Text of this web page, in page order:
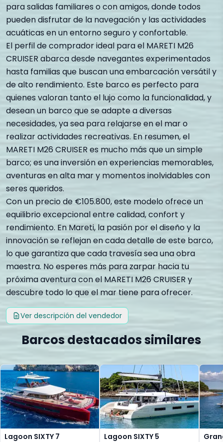
para salidas familiares o con amigos, donde todos
pueden disfrutar de la navegación y las actividades
acuáticas en un entorno seguro y confortable.
El perfil de comprador ideal para el MARETI M26
CRUISER abarca desde navegantes experimentados
hasta familias que buscan una embarcación versátil y
de alto rendimiento. Este barco es perfecto para
quienes valoran tanto el lujo como la funcionalidad, y
desean un barco que se adapte a diversas
necesidades, ya sea para relajarse en el mar o
realizar actividades recreativas. En resumen, el
MARETI M26 CRUISER es mucho más que un simple
barco; es una inversión en experiencias memorables,
aventuras en alta mar y momentos inolvidables con
seres queridos.
Con un precio de €105.800, este modelo ofrece un
equilibrio excepcional entre calidad, confort y
rendimiento. En Mareti, la pasión por el diseño y la
innovación se reflejan en cada detalle de este barco,
lo que garantiza que cada travesía sea una obra
maestra. No esperes más para zarpar hacia tu
próxima aventura con el MARETI M26 CRUISER y
descubre todo lo que el mar tiene para ofrecer.
Ver descripción del vendedor
Barcos destacados similares
Lagoon SIXTY 7 Lagoon SIXTY 5